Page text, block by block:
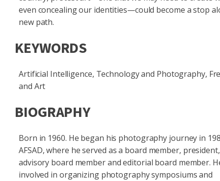
even concealing our identities—could become a stop
new path.
KEYWORDS
Artificial Intelligence, Technology and Photography,
and Art
BIOGRAPHY
Born in 1960. He began his photography journey in
AFSAD, where he served as a board member, president,
advisory board member and editorial board member.
involved in organizing photography symposiums and